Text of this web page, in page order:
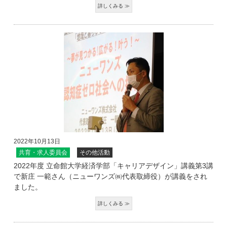
2022年10月13日
共育・求人委員会
その他活動
2022年度 立命館大学経済学部「キャリアデザイン」講義第3講
で新庄 一範さん（ニューワンズ㈱代表取締役）が講義をされ
ました。